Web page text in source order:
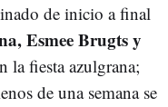
de inicio a final
Esmee Brugts y
la fiesta azulgrana;
de una semana se